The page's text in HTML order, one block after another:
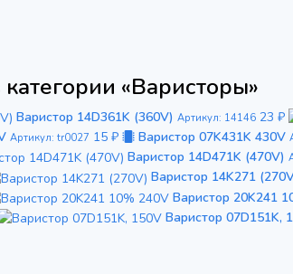
«Варисторы»
Варистор 14D361K (360V) Артикул: 14146 23 ₽
Артикул: tr0027 15 ₽ Варистор 07K431K 430V
Варистор 14D471K (470V)
Варистор 14K271
Варистор 20K241
Варистор 07D151K,